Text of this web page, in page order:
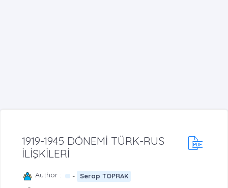
1919-1945 DÖNEMİ TÜRK-RUS
İLİŞKİLERİ
Author : - Serap TOPRAK